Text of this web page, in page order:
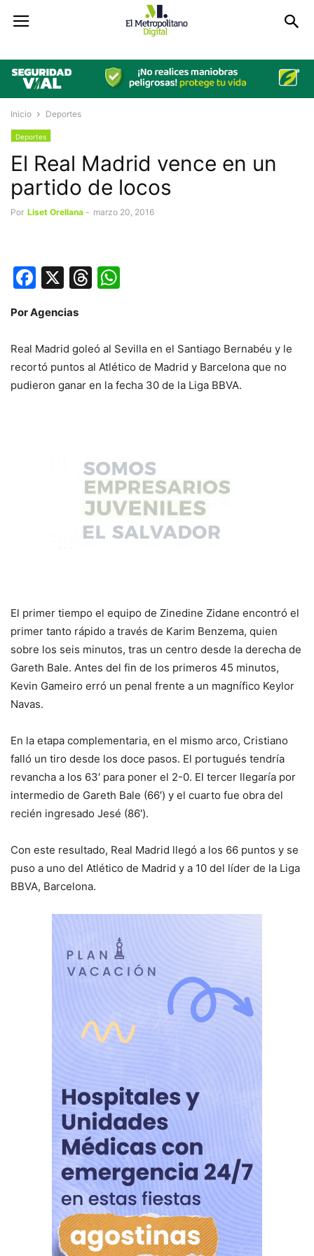
Inicio Deportes
Deportes
El Real Madrid vence en un
partido de locos
Por Liset Orellana - marzo 20, 2016
Facebook
X Threads
Por Agencias
Real Madrid goleó al Sevilla en el Santiago Bernabéu y le
recortó puntos al Atlético de Madrid y Barcelona que no
pudieron ganar en la fecha 30 de la Liga BBVA.
El primer tiempo el equipo de Zinedine Zidane encontró el
primer tanto rápido a través de Karim Benzema, quien
sobre los seis minutos, tras un centro desde la derecha de
Gareth Bale. Antes del fin de los primeros 45 minutos,
Kevin Gameiro erró un penal frente a un magnífico Keylor
Navas.
En la etapa complementaria, en el mismo arco, Cristiano
falló un tiro desde los doce pasos. El portugués tendría
revancha a los 63′ para poner el 2-0. El tercer llegaría por
intermedio de Gareth Bale (66′) y el cuarto fue obra del
recién ingresado Jesé (86′).
Con este resultado, Real Madrid llegó a los 66 puntos y se
puso a uno del Atlético de Madrid y a 10 del líder de la Liga
BBVA, Barcelona.